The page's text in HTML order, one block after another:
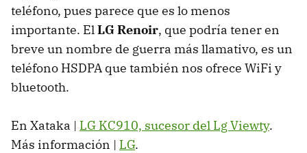
teléfono, pues parece que es lo menos
importante. ElLG Renoir, que podría tener en
breve un nombre de guerra más llamativo, es un
teléfono HSDPA que también nos ofrece WiFi y
bluetooth.
En Xataka | LG KC910, sucesor del Lg Viewty.
Más información | LG.